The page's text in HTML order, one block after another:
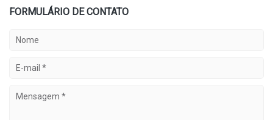
FORMULÁRIO DE CONTATO